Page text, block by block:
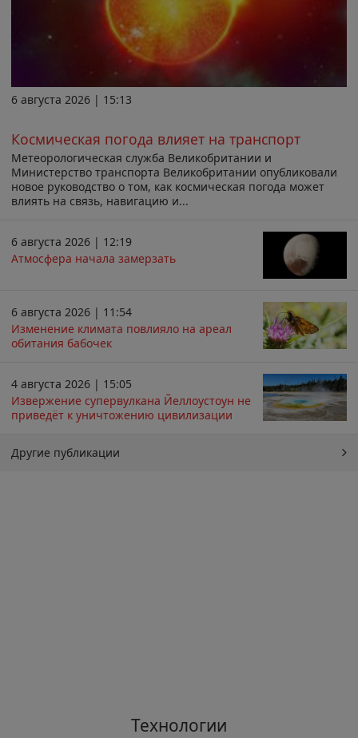
6 августа 2026 | 15:13
Космическая погода влияет на транспорт
Метеорологическая служба Великобритании и
Министерство транспорта Великобритании опубликовали
новое руководство о том, как космическая погода может
влиять на связь, навигацию и...
6 августа 2026 | 12:19
Атмосфера начала замерзать
6 августа 2026 | 11:54
Изменение климата повлияло на ареал
обитания бабочек
4 августа 2026 | 15:05
Извержение супервулкана Йеллоустоун не
приведёт к уничтожению цивилизации
Другие публикации
Технологии